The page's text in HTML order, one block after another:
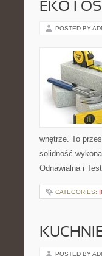
EKO I
POSTED BY
wnętrze. To
solidność
Odnawialna i
CATEGORIES:
POSTED BY